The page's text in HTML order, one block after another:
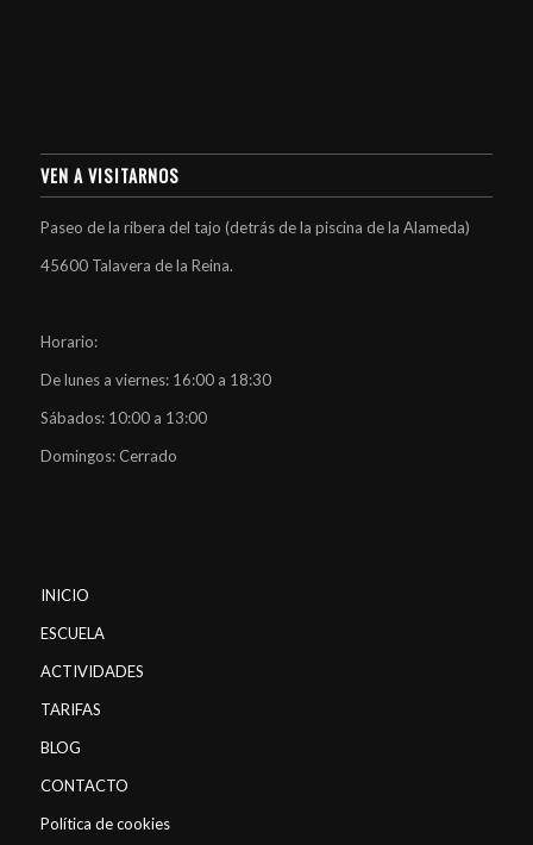
VEN A VISITARNOS
Paseo de la ribera del tajo (detrás de la piscina de la Alameda)
45600 Talavera de la Reina.
Horario:
De lunes a viernes: 16:00 a 18:30
Sábados: 10:00 a 13:00
Domingos: Cerrado
INICIO
ESCUELA
ACTIVIDADES
TARIFAS
BLOG
CONTACTO
Política de cookies